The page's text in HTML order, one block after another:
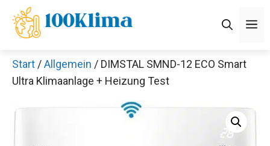
Inhalt
springen
Start /Allgemein / DIMSTAL SMND-12 ECO Smart
Ultra Klimaanlage + Heizung Test